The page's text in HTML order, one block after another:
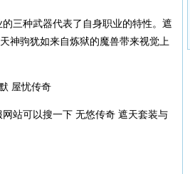
三种武器代表了自身职业的特性。遮
神驹犹如来自炼狱的魔兽带来视觉上
屋忧传奇
网站可以搜一下 无悠传奇 遮天套装与